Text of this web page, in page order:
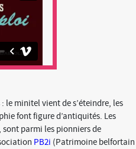
le minitel vient de s’éteindre, les
font figure d’antiquités. Les
parmi les pionniers de
PB2i (Patrimoine belfortain